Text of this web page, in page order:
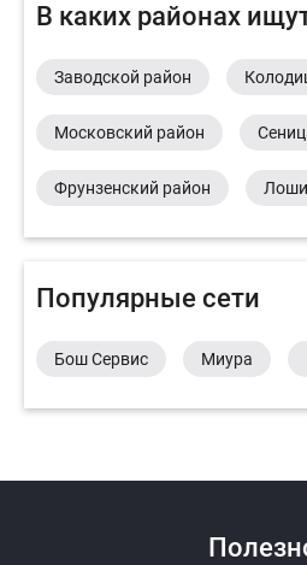
В каких районах
Заводской район
Московский район
Фрунзенский район
Популярные сети
Бош Сервис Миура